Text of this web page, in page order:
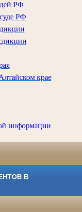
РФ
РФ
крае
информации
В